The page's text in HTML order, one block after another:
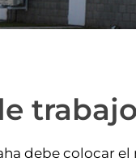
debe colocar